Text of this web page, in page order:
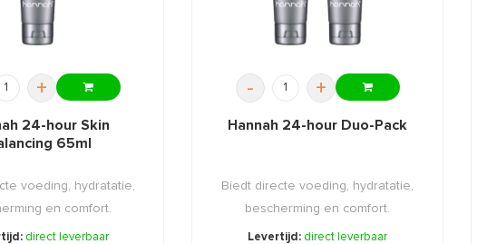
+
24-hour Skin
65ml
voeding, hydratatie,
en comfort.
direct leverbaar
- +
Hannah 24-hour Duo-Pack
Biedt directe voeding, hydratatie,
bescherming en comfort.
Levertijd: direct leverbaar